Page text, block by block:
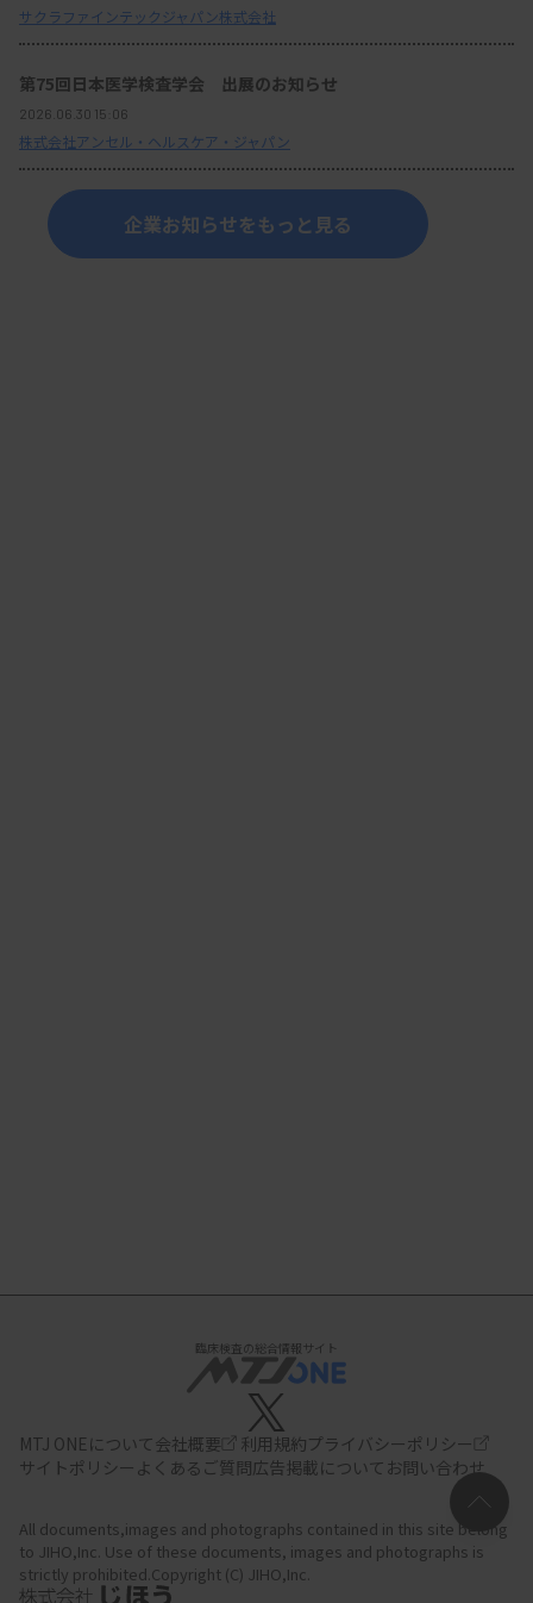
サクラファインテックジャパン株式会社
第75回日本医学検査学会 出展のお知らせ
2026.06.30 15:06
株式会社アンセル・ヘルスケア・ジャパン
企業お知らせをもっと見る
臨床検査の総合情報サイト
MTJ ONEについて会社概要 利用規約プライバシーポリシー
サイトポリシー よくあるご質問広告掲載について お問い合わせ
All documents,images and photographs contained in this site belong
to JIHO,Inc. Use of these documents, images and photographs is
strictly prohibited.Copyright (C) JIHO,Inc.